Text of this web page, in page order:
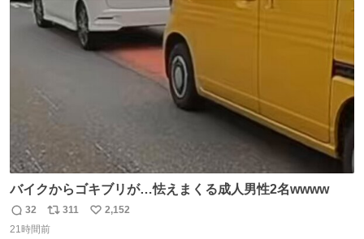
ト
数
数
バイクからゴキブリが…怯えまくる成人男性2名wwww
返
信
32
リ
ポ
311
い
2,152
21時間前